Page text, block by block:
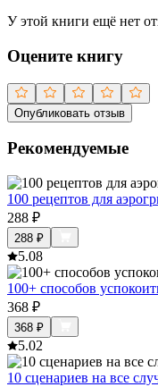
У этой книги ещё нет
Оцените книгу
Опубликовать отзыв
Рекомендуемые
100 рецептов для
288 ₽
288 ₽
5.08
100+ способов
368 ₽
368 ₽
5.02
10 сценариев на все